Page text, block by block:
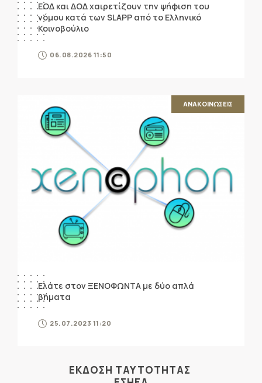
ΕΟΔ και ΔΟΔ χαιρετίζουν την ψήφιση του
νόμου κατά των SLAPP από το Ελληνικό
Κοινοβούλιο
06.08.2026 11:50
ΑΝΑΚΟΙΝΩΣΕΙΣ
Ελάτε στον ΞΕΝΟΦΩΝΤΑ με δύο απλά
βήματα
25.07.2023 11:20
ΕΚΔΟΣΗ ΤΑΥΤΟΤΗΤΑΣ